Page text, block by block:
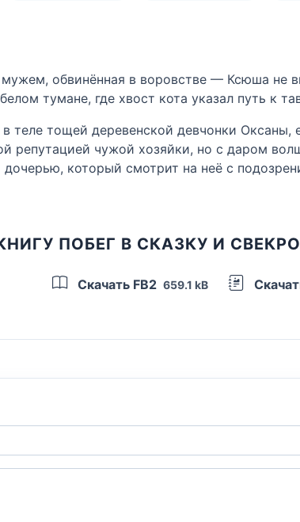
мужем, обвинённая в воровстве — Ксюша
тумане, где хвост кота указал путь к
теле тощей деревенской девчонки
репутацией чужой хозяйки, но с даром
который смотрит на неё с
ПОБЕГ В СКАЗКУ И
Скачать FB2 659.1 kB